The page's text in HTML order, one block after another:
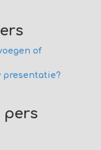
of
presentatie?
pers